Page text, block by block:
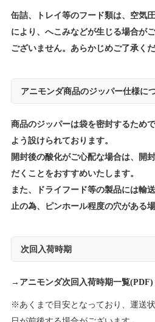
缶詰、トレイ等のフード類は、空気
により、へこみなどが生じる場合が
ございません。あらかじめご了承くだ
アニモンダ商品のジッパー仕様に
商品のジッパーは袋を密封するため
よう設けられております。
開封後の酸化がご心配な場合は、開
だくことをおすすめいたします。
また、ドライフード等の製品には輸
止の為、ピンホール程度の穴がある
次回入荷時期
→ アニモンダ次回入荷時期一覧(PDF)
※あくまで目安となっており、運送